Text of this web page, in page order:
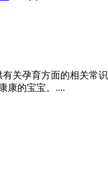
关孕育方面的相关常
康的宝宝。....